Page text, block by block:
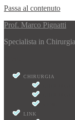
Passa al contenuto
Prof. Marco Pignatti
Specialista in
CHIRURGIA
LINK